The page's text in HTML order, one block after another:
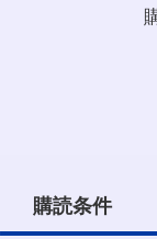
購読条件